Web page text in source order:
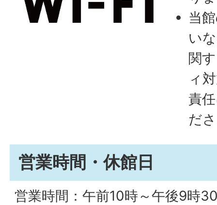
当
い
関
ィ
責
だ
営業時間・休館日
営業時間：午前10時～午後9時